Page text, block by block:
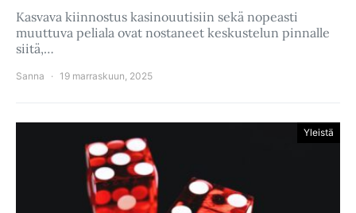
Kasvava kiinnostus kasinouutisiin sekä nopeasti
muuttuva peliala ovat nostaneet keskustelun pinnalle
siitä,…
Sanna 19 marraskuun, 2025
Yleistä